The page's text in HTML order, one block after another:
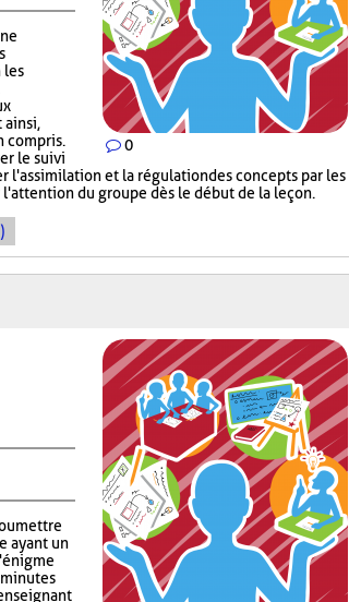
0
les
ainsi,
compris.
le suivi
l'assimilation et la régulation des concepts par les
du groupe dès le début de la leçon.
ayant un